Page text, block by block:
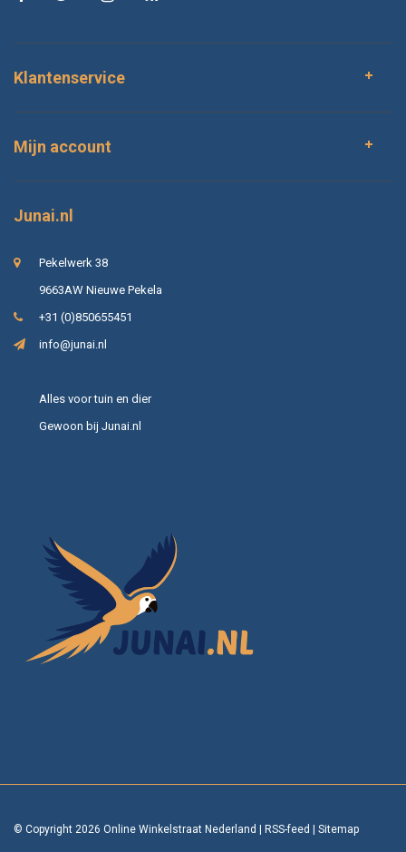
Klantenservice
Mijn account
Junai.nl
Pekelwerk 38
9663AW Nieuwe Pekela
+31 (0)850655451
info@junai.nl
Alles voor tuin en dier
Gewoon bij Junai.nl
© Copyright 2026 Online Winkelstraat Nederland RSS-feed Sitemap